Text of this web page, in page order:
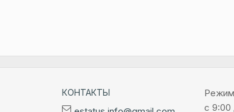
КОНТАКТЫ
с 9:00